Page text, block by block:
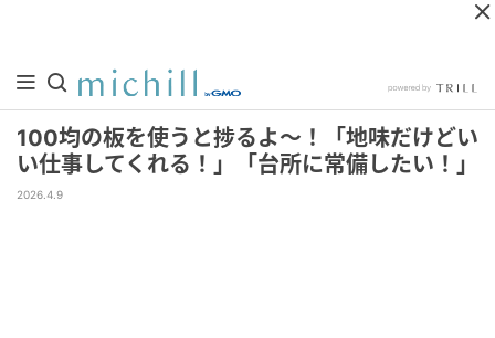
100均の板を使うと捗るよ～！「地味だけどい
い仕事してくれる！」「台所に常備したい！」
2026.4.9